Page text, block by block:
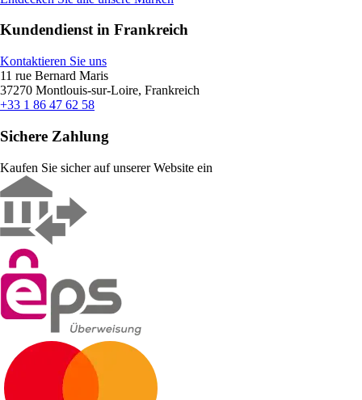
Kundendienst in Frankreich
Kontaktieren Sie uns
11 rue Bernard Maris
37270 Montlouis-sur-Loire, Frankreich
+33 1 86 47 62 58
Sichere Zahlung
Kaufen Sie sicher auf unserer Website ein